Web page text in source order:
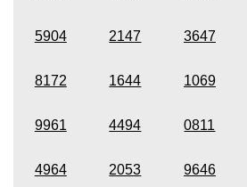
5904 2147 3647
8172 1644 1069
9961 4494 0811
4964 2053 9646